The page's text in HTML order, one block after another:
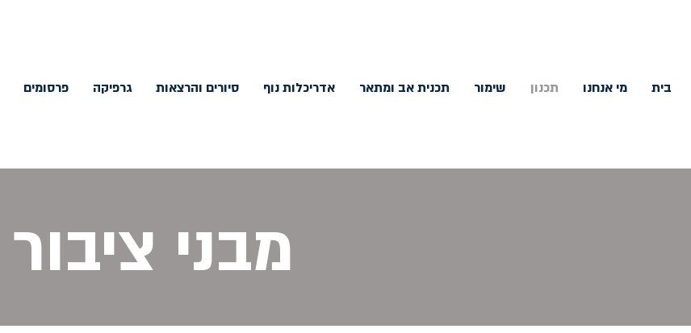
בית מי אנחנו תכנון שימור תכנית אב ומתאר אדריכלות נוף סיורים והרצאות גרפיקה פרסומים
מבני ציבור